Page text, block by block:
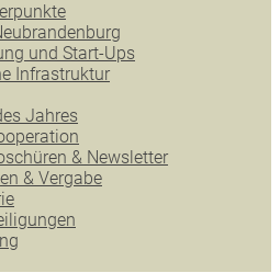
und Start-Ups
Infrastruktur
Jahres
& Newsletter
& Vergabe